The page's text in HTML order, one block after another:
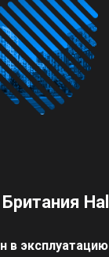
Hall
в эксплуатацию